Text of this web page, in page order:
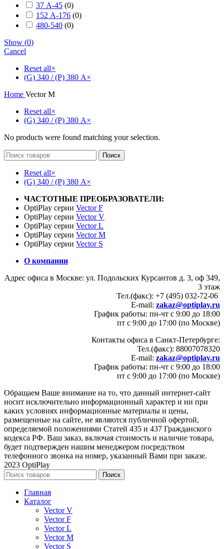
37 А-45 (0)
152 А-176 (0)
480-540 (0)
Show (0)
Cancel
Reset all×
(G) 340 / (P) 380 А×
Home Vector M
Reset all×
(G) 340 / (P) 380 А×
No products were found matching your selection.
Поиск
Reset all×
(G) 340 / (P) 380 А×
ЧАСТОТНЫЕ ПРЕОБРАЗОВАТЕЛИ:
OptiPlay серии Vector F
OptiPlay серии Vector V
OptiPlay серии Vector L
OptiPlay серии Vector M
OptiPlay серии Vector S
О компании
Адрес офиса в Москве: ул. Подольских Курсантов д. 3, оф 349,
3 этаж
Тел.(факс): +7 (495) 032-72-06
E-mail: zakaz@optiplay.ru
График работы: пн-чт с 9:00 до 18:00
пт с 9:00 до 17:00 (по Москве)
Контакты офиса в Санкт-Петербурге:
Тел.(факс): 88007078320
E-mail: zakaz@optiplay.ru
График работы: пн-чт с 9:00 до 18:00
пт с 9:00 до 17:00 (по Москве)
Обращаем Ваше внимание на то, что данный интернет-сайт
носит исключительно информационный характер и ни при
каких условиях информационные материалы и цены,
размещенные на сайте, не являются публичной офертой,
определяемой положениями Статей 435 и 437 Гражданского
кодекса РФ. Ваш заказ, включая стоимость и наличие товара,
будет подтвержден нашим менеджером посредством
телефонного звонка на номер, указанный Вами при заказе.
2023 OptiPlay
Поиск
Главная
Каталог
Vector V
Vector F
Vector L
Vector M
Vector S